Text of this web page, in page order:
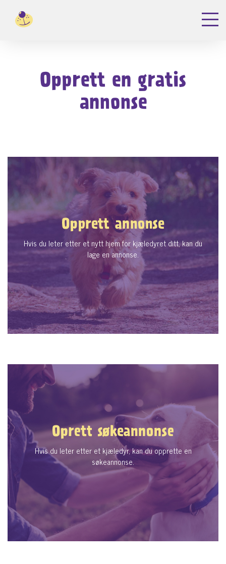
Opprett en gratis
annonse
Opprett annonse
Hvis du leter etter et nytt hjem for kjæledyret ditt, kan du
lage en annonse.
Oprett søkeannonse
Hvis du leter etter et kjæledyr, kan du opprette en
søkeannonse.